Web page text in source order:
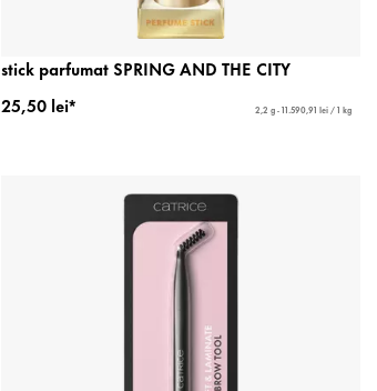
stick parfumat SPRING AND THE CITY
25,50 lei*
2,2 g - 11.590,91 lei / 1 kg